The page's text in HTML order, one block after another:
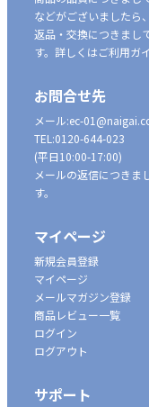
などがございましたら
返品・交換につきまし
す。詳しくはご利用ガ
お問合せ先
メール:ec-
TEL:0120-644-023
(平日10:00-17:00)
メールの返信につきま
す。
マイページ
新規会員登録
マイページ
メールマガジン登録
商品レビュー一覧
ログイン
ログアウト
サポート